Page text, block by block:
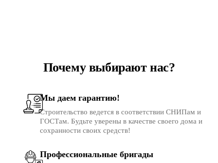
Почему выбирают нас?
Мы даем гарантию!
Строительство ведется в соответствии СНИПам и
ГОСТам. Будьте уверены в качестве своего дома и
сохранности своих средств!
Профес­сиональ­ные бригады